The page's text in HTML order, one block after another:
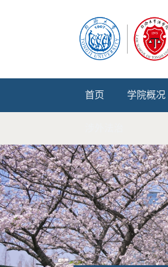
首页 学院概况